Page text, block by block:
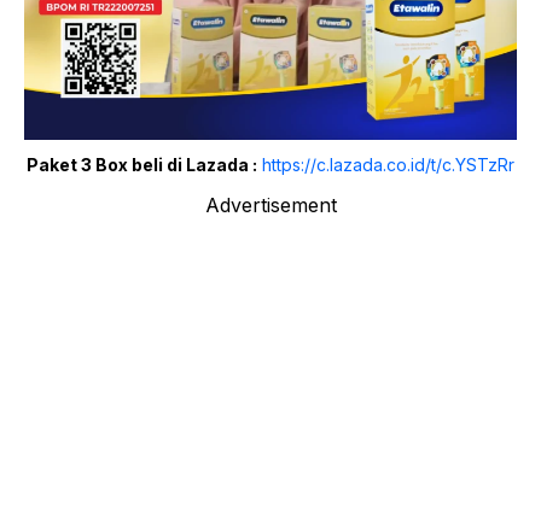
Paket 3 Box beli di Lazada : https://c.lazada.co.id/t/c.YSTzRr
Advertisement